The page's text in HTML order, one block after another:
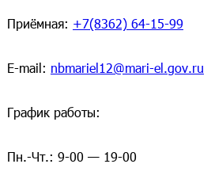
Приёмная: +7(8362) 64-15-99
E-mail: nbmariel12@mari-el.gov.ru
График работы:
Пн.-Чт.: 9-00 — 19-00